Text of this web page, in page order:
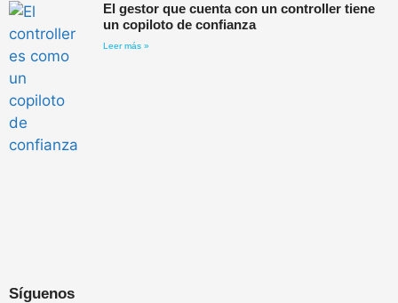
El gestor que cuenta con un controller tiene
un copiloto de confianza
Leer más »
Síguenos